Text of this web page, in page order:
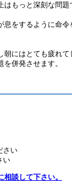
もっと深刻な問題
をするように命令
にはとても疲れ
併発させます。
さい
い
談して下さい。